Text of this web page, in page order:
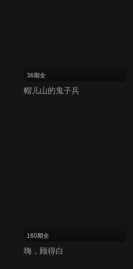
36期全
帽儿山的鬼子兵
160期全
嗨，顾得白